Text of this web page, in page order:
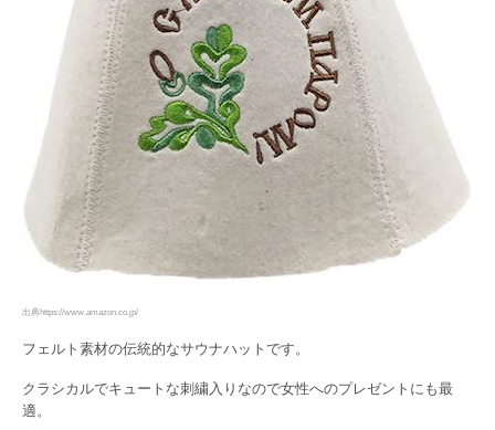
出典https://www.amazon.co.jp/
フェルト素材の伝統的なサウナハットです。
クラシカルでキュートな刺繍入りなので女性へのプレゼントにも最
適。